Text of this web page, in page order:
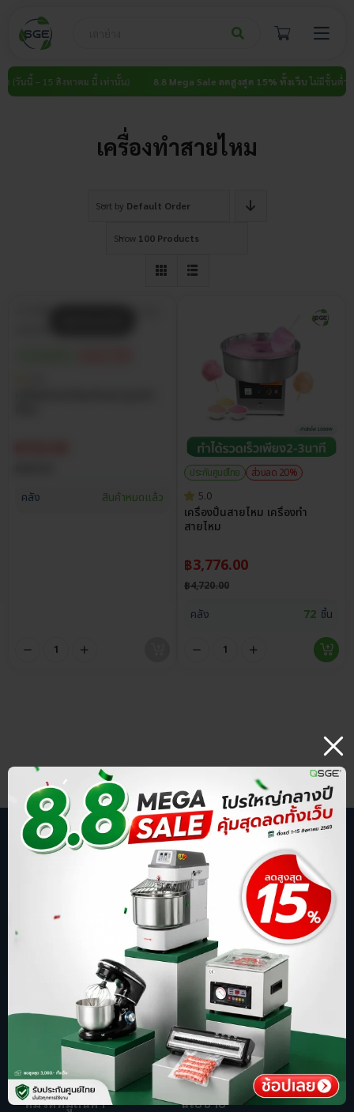
content
(วันนี้ – 15 สิงหาคม นี้ เท่านั้น) 8.8 Mega Sale ลดสูงสุด 15% ทั้งเว็บไม่มีขั้นต่ำ (วั
เครื่องทำสายไหม
Sort by Default Order
Show 100 Products
คลัง สินค้าหมดแล้ว
ประกันศูนย์ไทย
ส่วนลด 20%
5.0
เครื่องปั่นสายไหม เครื่องทำ
สายไหม
฿3,776.00
฿4,720.00
คลัง 72 ชิ้น
บริษัท สปริงกรีน อีโวลูชั่น จำกัด
ร้านออนไลน์ ที่รู้จักในชื่อ sgethai.com
ผู้นำเข้าและจัดจำหน่ายเครื่องซีลสูญญากาศ
เตาอบเบเกอรี่ ตู้อบลมร้อน เครื่องบดหมู
การันตีด้วยยอดขาย อันดับ 1
หมวดหมู่สินค้า
นโยบาย